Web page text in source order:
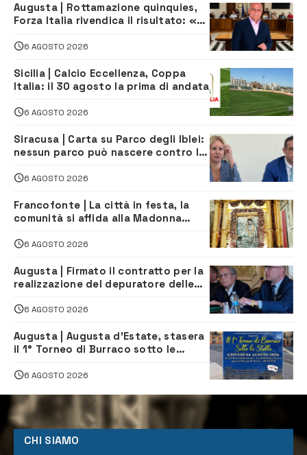
Augusta | Rottamazione quinquies,
Forza Italia rivendica il risultato: «La
6 AGOSTO 2026
Sicilia | Calcio Eccellenza, Coppa
Italia: il 30 agosto la prima di andata
6 AGOSTO 2026
Siracusa | Carta su Parco degli Iblei:
nessun parco può nascere contro le
6 AGOSTO 2026
Francofonte | La città in festa, la
comunità si affida alla Madonna
6 AGOSTO 2026
Augusta | Firmato il contratto per la
realizzazione del depuratore delle
6 AGOSTO 2026
Augusta | Augusta d’Estate, stasera
il 1° Torneo di Burraco sotto le
6 AGOSTO 2026
CHI SIAMO